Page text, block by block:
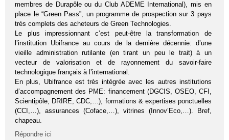
membres de Durapôle ou du Club ADEME International), mis en
place le “Green Pass”, un programme de prospection sur 3 pays
très complets des acheteurs de Green Technologies.
Le plus impressionnant c’est peut-être la transformation de
l’institution Ubifrance au cours de la dernière décennie: d’une
vieille administration rutilante (en tirant un peu le trait) à un
vecteur de valorisation et de rayonnement du savoir-faire
technologique français à l’international.
En plus, Ubifrance est très intégrée avec les autres institutions
d’accompagnement des PME: financement (DGCIS, OSEO, CFI,
Scientipôle, DRIRE, CDC,…), formations & expertises ponctuelles
(CCI,…), assurances (Coface,…), vitrines (Innov’Eco,…). Bref,
chapeau.
Répondre ici